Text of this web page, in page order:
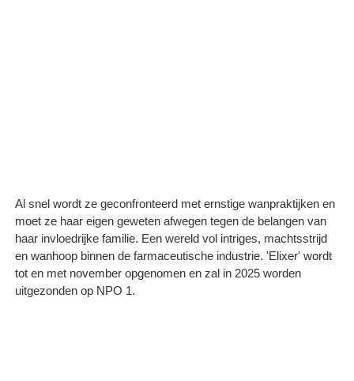
Al snel wordt ze geconfronteerd met ernstige wanpraktijken en
moet ze haar eigen geweten afwegen tegen de belangen van
haar invloedrijke familie. Een wereld vol intriges, machtsstrijd
en wanhoop binnen de farmaceutische industrie. 'Elixer' wordt
tot en met november opgenomen en zal in 2025 worden
uitgezonden op NPO 1.